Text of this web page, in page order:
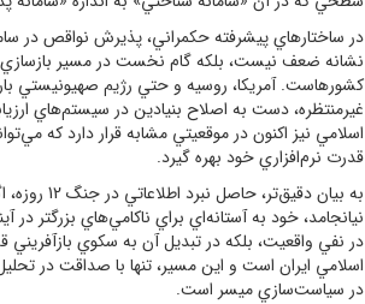
در ساختارهاي پيشرفته حکمراني، پذيرش نواقص در
نشانه ضعف نيست، بلکه گام نخست در مسير بازسازي
کشورهاست. آمريکا، روسيه و حتي رژيم صهيونيستي
غيرمنتظره، دست به اصلاح بنيادين در سيستم‌هاي
اسلامي نيز اکنون در موقعيتي مشابه قرار دارد که
قدرت نرم‌افزاري خود بهره گيرد.
به بيان
نيانجامد، خود به آستانه‌اي براي ناکامي‌هاي بزرگتر
در نفي واقعيت، بلکه در تبديل آن به سکوي
اسلامي ايران است و اين مسير، تنها با صداقت در
در سياست‌سازي ميسر است.